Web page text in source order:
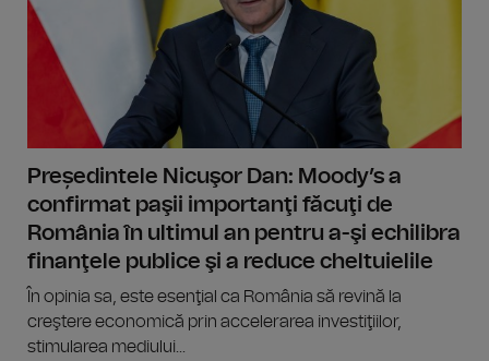
Președintele Nicuşor Dan: Moody’s a
confirmat paşii importanţi făcuţi de
România în ultimul an pentru a-şi echilibra
finanţele publice şi a reduce cheltuielile
În opinia sa, este esenţial ca România să revină la
creştere economică prin accelerarea investiţiilor,
stimularea mediului...